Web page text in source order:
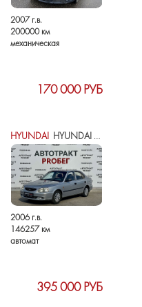
2007 г.в.
200000 км
механическая
170 000 РУБ
HYUNDAI HYUNDAI ACCENT II
2006 г.в.
146257 км
автомат
395 000 РУБ